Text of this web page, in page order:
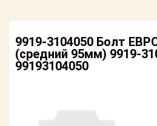
Ремонт и
техобслуживание
Доставка
Регистрация
Каталог для
9919-3104050 Болт
(средний 95мм) 9919-
99193104050